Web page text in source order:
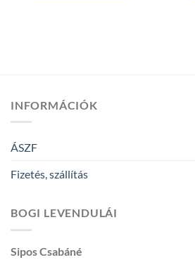
INFORMÁCIÓK
ÁSZF
Fizetés, szállítás
BOGI LEVENDULÁI
Sipos Csabáné